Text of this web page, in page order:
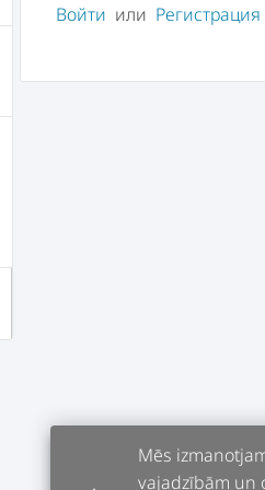
Войти или Регистрация
Mēs
vajadzībām un